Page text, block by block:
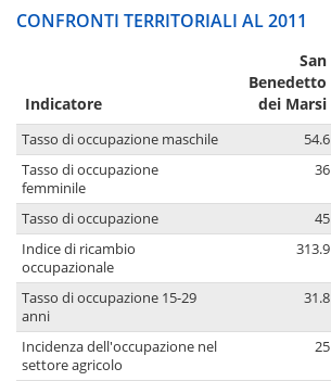
CONFRONTI TERRITORIALI AL 2011
Indicatore
San
Benedetto
dei Marsi
Tasso di occupazione maschile 54.6
Tasso di occupazione
femminile
36
Tasso di occupazione 45
Indice di ricambio
occupazionale
313.9
Tasso di occupazione 15-29
anni
31.8
Incidenza dell'occupazione nel
settore agricolo
25